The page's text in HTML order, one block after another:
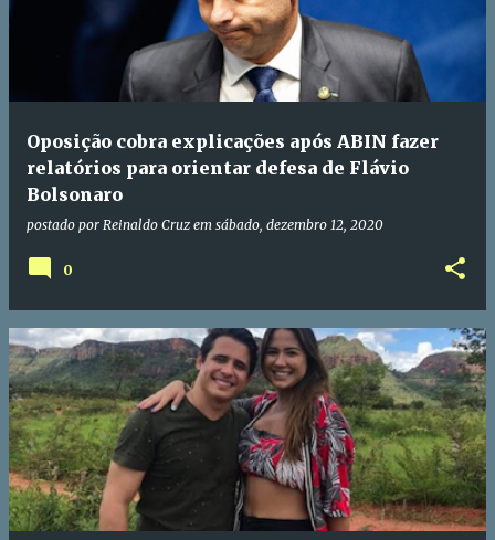
Oposição cobra explicações após ABIN fazer
relatórios para orientar defesa de Flávio
Bolsonaro
postado por Reinaldo Cruz em sábado, dezembro 12, 2020
0